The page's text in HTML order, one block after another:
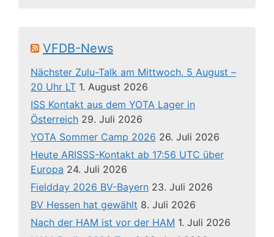
VFDB-News
Nächster Zulu-Talk am Mittwoch, 5 August –
20 Uhr LT 1. August 2026
ISS Kontakt aus dem YOTA Lager in
Österreich 29. Juli 2026
YOTA Sommer Camp 2026 26. Juli 2026
Heute ARISSS-Kontakt ab 17:56 UTC über
Europa 24. Juli 2026
Fieldday 2026 BV-Bayern 23. Juli 2026
BV Hessen hat gewählt 8. Juli 2026
Nach der HAM ist vor der HAM 1. Juli 2026